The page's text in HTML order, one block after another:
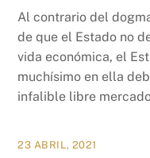
Al contrario del
de que el Estado no
vida económica, el
muchísimo en ella
infalible libre
23 ABRIL, 2021